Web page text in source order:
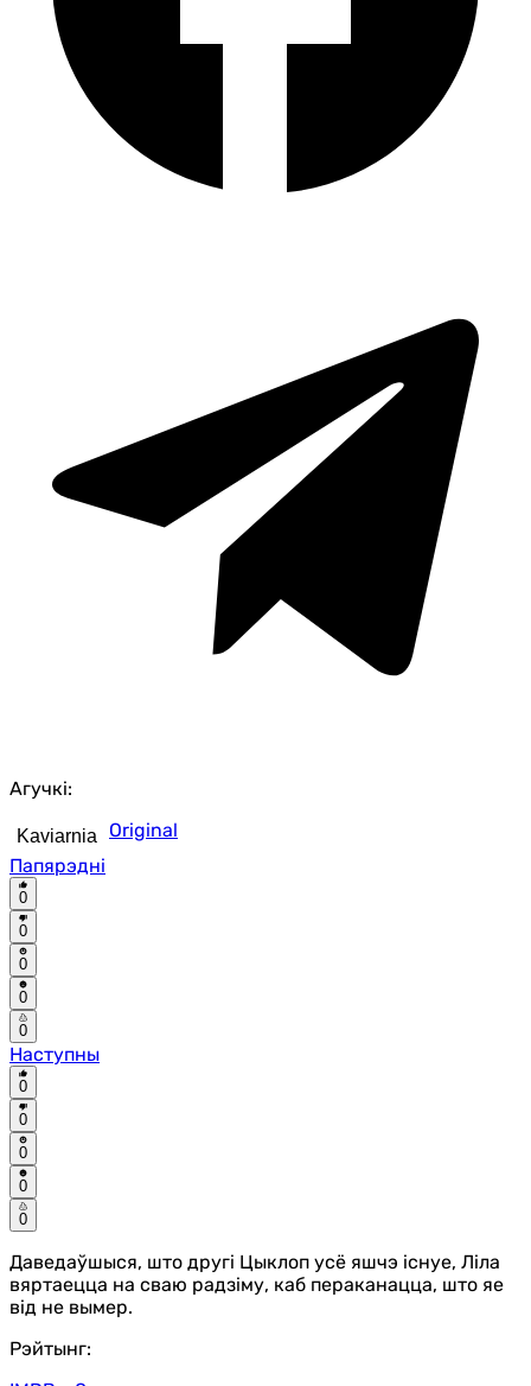
Агучкі:
Kaviarnia
Original
Папярэдні
0
0
0
0
0
Наступны
0
0
0
0
0
Даведаўшыся, што другі Цыклоп усё яшчэ існуе, Ліла
вяртаецца на сваю радзіму, каб пераканацца, што яе
від не вымер.
Рэйтынг: